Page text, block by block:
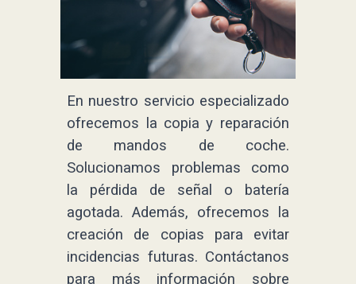
En nuestro servicio especializado
ofrecemos la copia y reparación
de mandos de coche.
Solucionamos problemas como
la pérdida de señal o batería
agotada. Además, ofrecemos la
creación de copias para evitar
incidencias futuras. Contáctanos
para más información sobre